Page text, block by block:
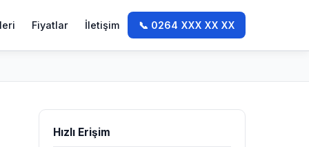
Fiyatlar İletişim 📞 0264 XXX XX XX
Hızlı Erişim